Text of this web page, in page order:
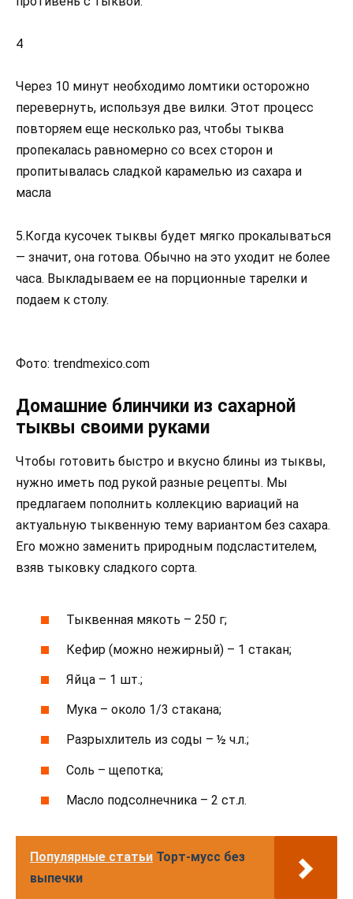
4
Через 10 минут необходимо ломтики осторожно
перевернуть, используя две вилки. Этот процесс
повторяем еще несколько раз, чтобы тыква
пропекалась равномерно со всех сторон и
пропитывалась сладкой карамелью из сахара и
масла
5.Когда кусочек тыквы будет мягко прокалываться
— значит, она готова. Обычно на это уходит не более
часа. Выкладываем ее на порционные тарелки и
подаем к столу.
Фото: trendmexico.com
Домашние блинчики из сахарной
тыквы своими руками
Чтобы готовить быстро и вкусно блины из тыквы,
нужно иметь под рукой разные рецепты. Мы
предлагаем пополнить коллекцию вариаций на
актуальную тыквенную тему вариантом без сахара.
Его можно заменить природным подсластителем,
взяв тыковку сладкого сорта.
Тыквенная мякоть – 250 г;
Кефир (можно нежирный) – 1 стакан;
Яйца – 1 шт.;
Мука – около 1/3 стакана;
Разрыхлитель из соды – ½ ч.л.;
Соль – щепотка;
Масло подсолнечника – 2 ст.л.
Популярные статьи Торт-мусс без
выпечки